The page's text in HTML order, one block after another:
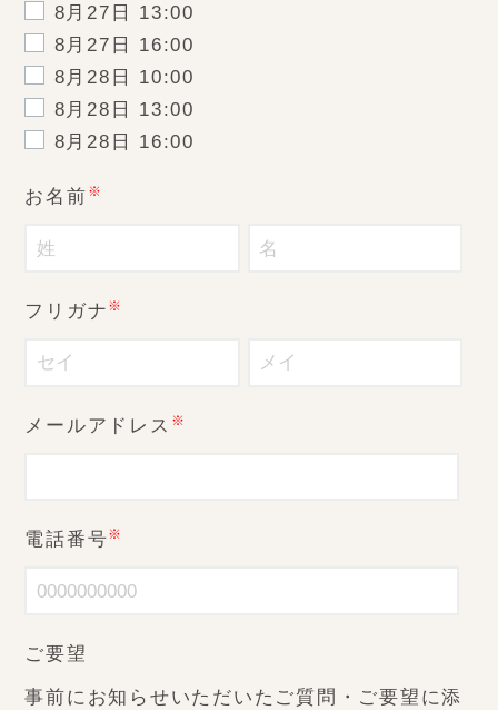
8月27日 13:00
8月27日 16:00
8月28日 10:00
8月28日 13:00
8月28日 16:00
お名前 ※
フリガナ ※
メールアドレス ※
電話番号※
ご要望
事前にお知らせいただいたご質問・ご要望に添